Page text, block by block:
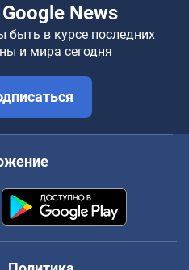
News
быть в курсе последних
и мира сегодня